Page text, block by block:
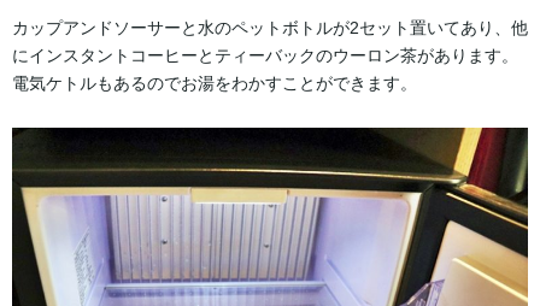
カップアンドソーサーと水のペットボトルが2セット置いてあり、他
にインスタントコーヒーとティーバックのウーロン茶があります。
電気ケトルもあるのでお湯をわかすことができます。